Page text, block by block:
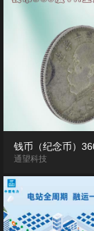
通望科技